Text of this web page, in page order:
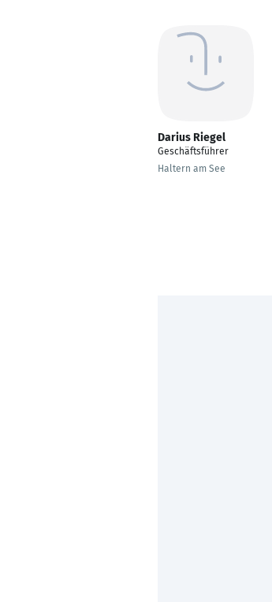
Darius Riegel
Geschäftsführer
Haltern am See